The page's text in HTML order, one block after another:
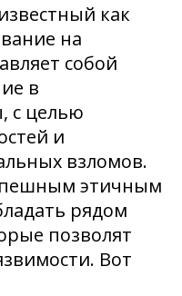
как
на
собой
в
с целью
и
взломов.
этичным
рядом
позволят
Вот